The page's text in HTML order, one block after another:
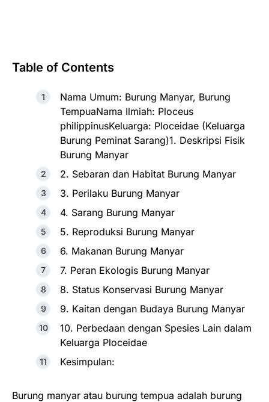
Table of Contents
Nama Umum: Burung Manyar, Burung
TempuaNama Ilmiah: Ploceus
philippinusKeluarga: Ploceidae (Keluarga
Burung Peminat Sarang)1. Deskripsi Fisik
Burung Manyar
2. Sebaran dan Habitat Burung Manyar
3. Perilaku Burung Manyar
4. Sarang Burung Manyar
5. Reproduksi Burung Manyar
6. Makanan Burung Manyar
7. Peran Ekologis Burung Manyar
8. Status Konservasi Burung Manyar
9. Kaitan dengan Budaya Burung Manyar
10. Perbedaan dengan Spesies Lain dalam
Keluarga Ploceidae
Kesimpulan:
Burung manyar atau burung tempua adalah burung